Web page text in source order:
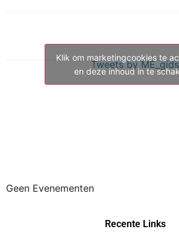
Tweets by ME_gids
Klik om marketingcookies te
en deze inhoud in te
Geen Evenementen
Recente Links